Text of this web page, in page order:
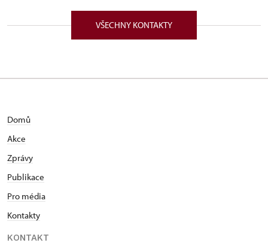
Zámek 1282/, Náchod 54701
VŠECHNY KONTAKTY
Domů
Akce
Zprávy
Publikace
Pro média
Kontakty
KONTAKT